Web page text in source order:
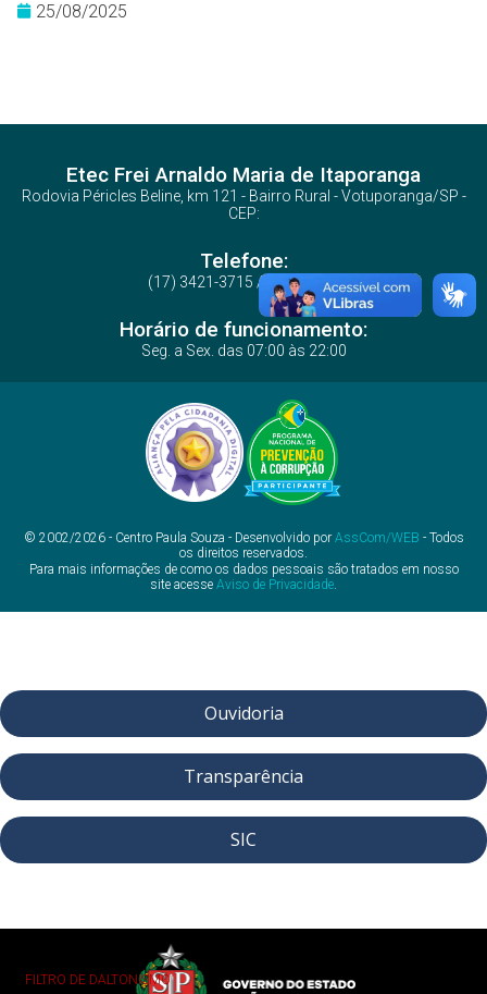
FILTRO DE DALTONISMO
25/08/2025
Etec Frei Arnaldo Maria de Itaporanga
Rodovia Péricles Beline, km 121 - Bairro Rural - Votuporanga/SP -
CEP:
Telefone:
(17) 3421-3715 / 3423-5272
Horário de funcionamento:
Seg. a Sex. das 07:00 às 22:00
© 2002/2026 - Centro Paula Souza - Desenvolvido por AssCom/WEB - Todos
os direitos reservados.
Para mais informações de como os dados pessoais são tratados em nosso
site acesse Aviso de Privacidade.
Ouvidoria
Transparência
SIC